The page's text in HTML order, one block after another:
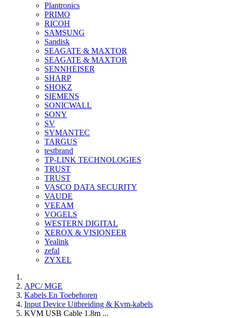
Plantronics
PRIMO
RICOH
SAMSUNG
Sandisk
SEAGATE & MAXTOR
SEAGATE & MAXTOR
SENNHEISER
SHARP
SHOKZ
SIEMENS
SONICWALL
SONY
SV
SYMANTEC
TARGUS
testbrand
TP-LINK TECHNOLOGIES
TRUST
TRUST
VASCO DATA SECURITY
VAUDE
VEEAM
VOGELS
WESTERN DIGITAL
XEROX & VISIONEER
Yealink
zefal
ZYXEL
APC/ MGE
Kabels En Toebehoren
Input Device Uitbreiding & Kvm-kabels
KVM USB Cable 1.8m ...